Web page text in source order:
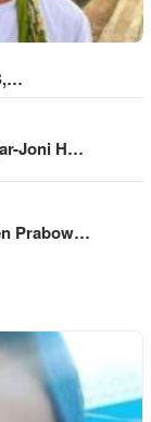
Joni H…
Prabow…